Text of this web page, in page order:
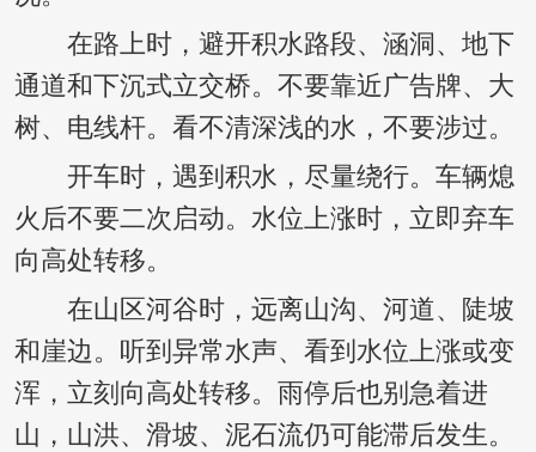
在路上时，避开积水路段、涵洞、地下
通道和下沉式立交桥。不要靠近广告牌、大
树、电线杆。看不清深浅的水，不要涉过。
开车时，遇到积水，尽量绕行。车辆熄
火后不要二次启动。水位上涨时，立即弃车
向高处转移。
在山区河谷时，远离山沟、河道、陡坡
和崖边。听到异常水声、看到水位上涨或变
浑，立刻向高处转移。雨停后也别急着进
山，山洪、滑坡、泥石流仍可能滞后发生。